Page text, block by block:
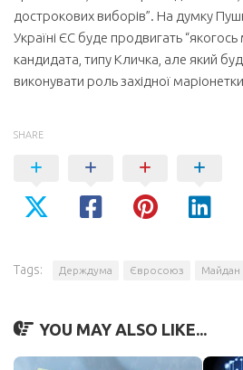
дострокових виборів”. На думку
Україні ЄС буде продвигать
кандидата, типу Кличка, але який
виконувати роль західної
SHARE
Tags: Держдума Євросоюз Майдан
YOU MAY ALSO LIKE...